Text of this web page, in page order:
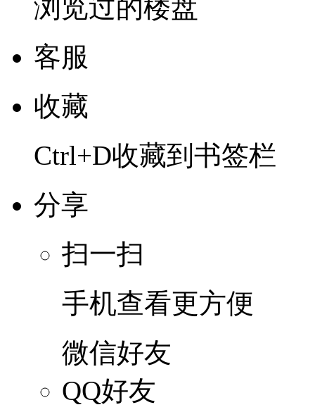
浏览过的楼盘
客服
收藏
Ctrl+D收藏到书签栏
分享
扫一扫
手机查看更方便
微信好友
QQ好友